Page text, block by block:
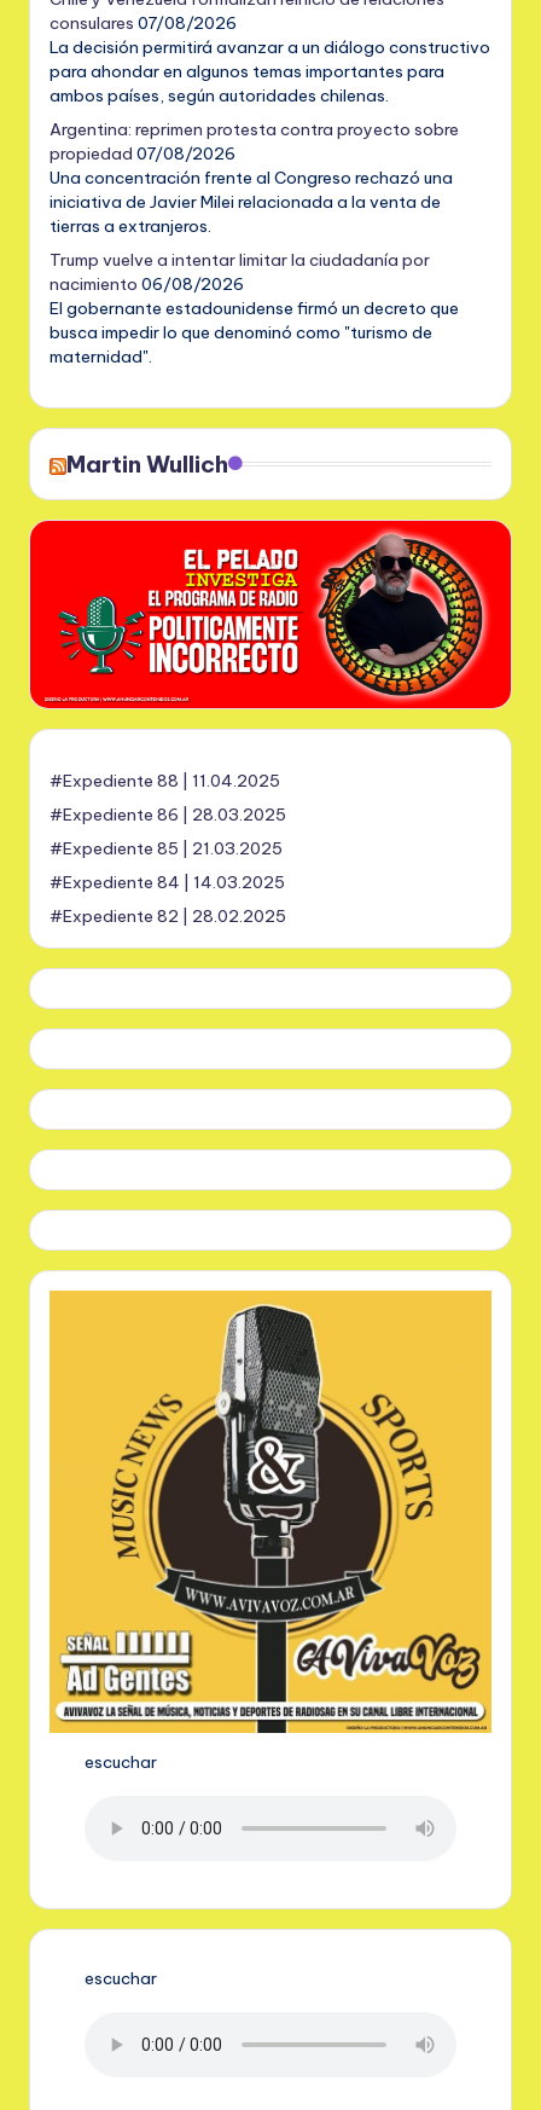
consulares 07/08/2026
La decisión permitirá avanzar a un diálogo constructivo
para ahondar en algunos temas importantes para
ambos países, según autoridades chilenas.
Argentina: reprimen protesta contra proyecto sobre
propiedad 07/08/2026
Una concentración frente al Congreso rechazó una
iniciativa de Javier Milei relacionada a la venta de
tierras a extranjeros.
Trump vuelve a intentar limitar la ciudadanía por
nacimiento 06/08/2026
El gobernante estadounidense firmó un decreto que
busca impedir lo que denominó como "turismo de
maternidad".
Martin Wullich
#Expediente 88 | 11.04.2025
#Expediente 86 | 28.03.2025
#Expediente 85 | 21.03.2025
#Expediente 84 | 14.03.2025
#Expediente 82 | 28.02.2025
escuchar
escuchar